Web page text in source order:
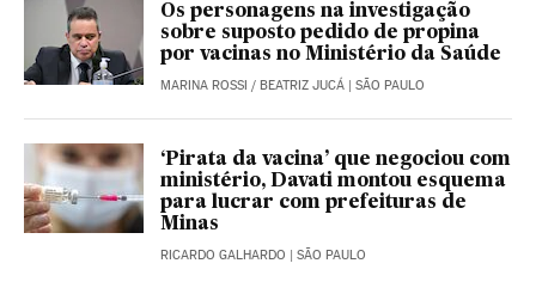
Os personagens na investigação
sobre suposto pedido de propina
por vacinas no Ministério da Saúde
MARINA ROSSI / BEATRIZ JUCÁ | SÃO PAULO
‘Pirata da vacina’ que negociou com
ministério, Davati montou esquema
para lucrar com prefeituras de
Minas
RICARDO GALHARDO | SÃO PAULO